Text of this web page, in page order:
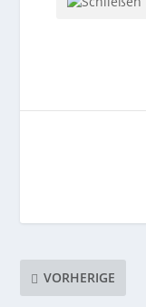
VORHERIGE